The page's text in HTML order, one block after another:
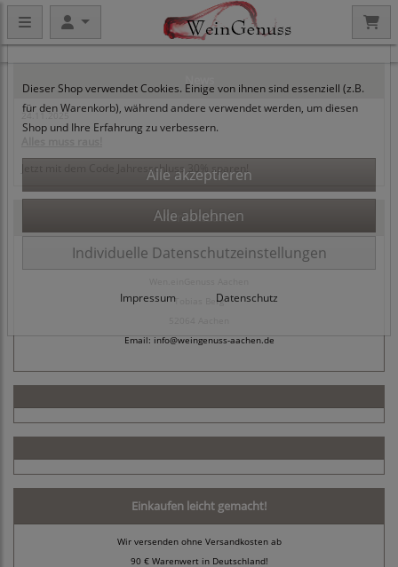
24.11.2025
Jetzt mit dem Code Jahresschluss 30% sparen!
Kontaktdaten
Tobias Berg
Email: info@weingenuss-aachen.de
Einkaufen leicht gemacht!
Wir versenden ohne Versandkosten ab
90 € Warenwert in Deutschland!
Datenschutzeinstellungen
Dieser Shop verwendet Cookies. Einige von ihnen sind essenziell (z.B.
für den Warenkorb), während andere verwendet werden, um diesen
Shop und Ihre Erfahrung zu verbessern.
Individuelle Datenschutzeinstellungen
Impressum Datenschutz